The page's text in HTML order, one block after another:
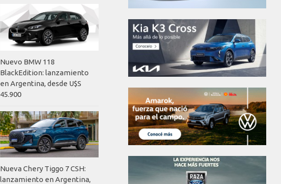
Nuevo BMW 118
BlackEdition: lanzamiento
en Argentina, desde U$S
45.900
Nueva Chery Tiggo 7 CSH:
lanzamiento en Argentina,